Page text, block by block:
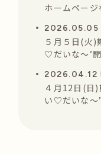
ホームページ
2026.05.05
５月５日(火)
♡だいな〜’
2026.04.12
４月12日(日)
い♡だいな〜